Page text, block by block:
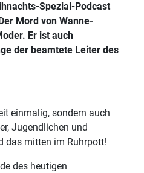
Spezial-Podcast
Mord von Wanne-
Er ist auch
der beamtete Leiter des
einmalig, sondern auch
Jugendlichen und
das mitten im Ruhrpott!
des heutigen